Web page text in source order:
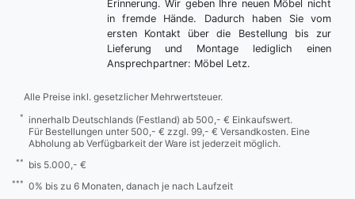
Erinnerung. Wir geben Ihre neuen Möbel nicht
in fremde Hände. Dadurch haben Sie vom
ersten Kontakt über die Bestellung bis zur
Lieferung und Montage lediglich einen
Ansprechpartner: Möbel Letz.
Alle Preise inkl. gesetzlicher Mehrwertsteuer.
*
innerhalb Deutschlands (Festland) ab 500,- € Einkaufswert.
Für Bestellungen unter 500,- € zzgl. 99,- € Versandkosten. Eine
Abholung ab Verfügbarkeit der Ware ist jederzeit möglich.
** bis 5.000,- €
*** 0% bis zu 6 Monaten, danach je nach Laufzeit